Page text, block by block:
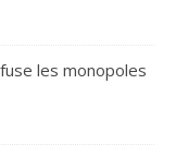
les monopoles